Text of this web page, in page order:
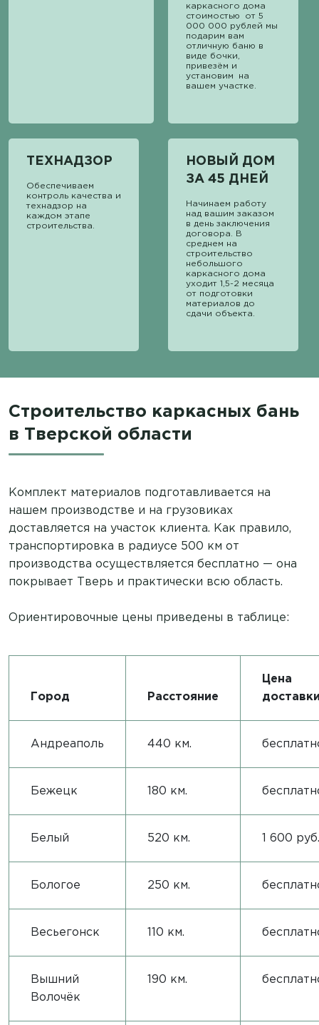
каркасного дома
стоимостью от 5
000 000 рублей мы
подарим вам
отличную баню в
виде бочки,
привезём и
установим на
вашем участке.
ТЕХНАДЗОР
Обеспечиваем
контроль качества и
технадзор на
каждом этапе
строительства.
НОВЫЙ ДОМ
ЗА 45 ДНЕЙ
Начинаем работу
над вашим заказом
в день заключения
договора. В
среднем на
строительство
небольшого
каркасного дома
уходит 1,5-2 месяца
от подготовки
материалов до
сдачи объекта.
Строительство каркасных бань
в Тверской области
Комплект материалов подготавливается на
нашем производстве и на грузовиках
доставляется на участок клиента. Как правило,
транспортировка в радиусе 500 км от
производства осуществляется бесплатно — она
покрывает Тверь и практически всю область.
Ориентировочные цены приведены в таблице:
Город Расстояние
Цена
Андреаполь 440 км.
Бежецк 180 км.
Белый 520 км. 1 600 руб.
Бологое 250 км.
Весьегонск 110 км.
Вышний
Волочёк
190 км.